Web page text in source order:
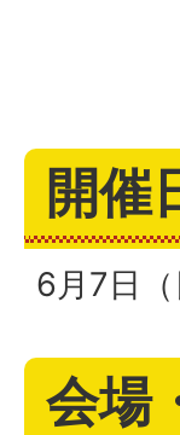
開催
6月7日
会場